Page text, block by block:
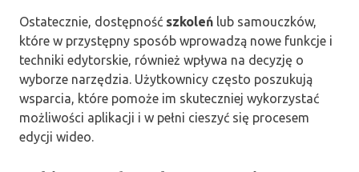
Ostatecznie, dostępność szkoleń lub samouczków,
które w przystępny sposób wprowadzą nowe funkcje i
techniki edytorskie, również wpływa na decyzję o
wyborze narzędzia. Użytkownicy często poszukują
wsparcia, które pomoże im skuteczniej wykorzystać
możliwości aplikacji i w pełni cieszyć się procesem
edycji wideo.